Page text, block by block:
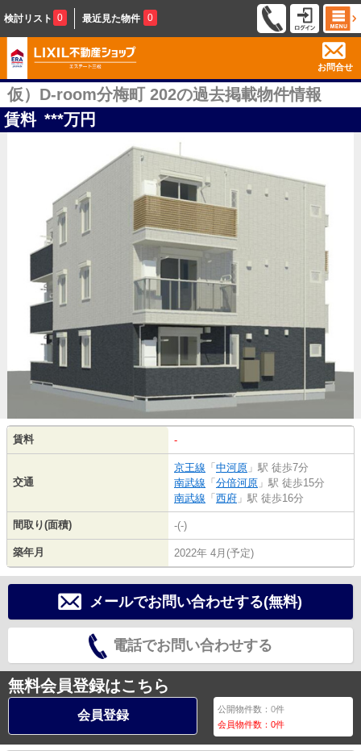
検討リスト 0 最近見た物件 0
お問合せ
仮）D-room分梅町 202の過去掲載物件情報
賃料 ***万円
賃料 -
交通
京王線 「 中河原 」駅 徒歩7分
南武線 「 分倍河原 」駅 徒歩15分
南武線 「 西府 」駅 徒歩16分
間取り(面積) -(-)
築年月 2022年 4月(予定)
メールでお問い合わせする(無料)
電話でお問い合わせする
無料会員登録はこちら
会員登録 公開物件数：0件
会員物件数：0件